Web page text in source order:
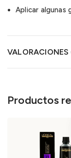
Aplicar algunas
Productos